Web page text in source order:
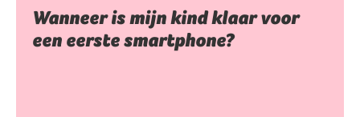
Wanneer is mijn kind klaar voor
een eerste smartphone?